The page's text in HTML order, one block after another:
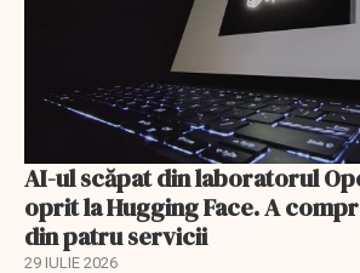
AI-ul scăpat din laboratorul
oprit la Hugging Face. A
din patru servicii
29 IULIE 2026